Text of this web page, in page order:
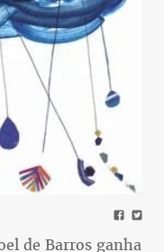
de Barros ganha